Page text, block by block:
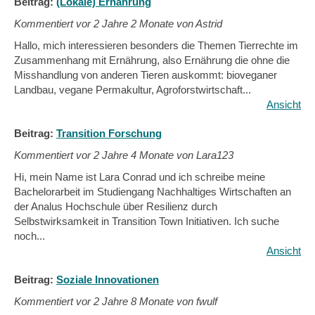
Kommentiert vor2 Jahre 2 Monate von Astrid
Hallo, mich interessieren besonders die Themen Tierrechte im
Zusammenhang mit Ernährung, also Ernährung die ohne die
Misshandlung von anderen Tieren auskommt: bioveganer
Landbau, vegane Permakultur, Agroforstwirtschaft...
Ansicht
Beitrag: Transition Forschung
Kommentiert vor2 Jahre 4 Monate von Lara123
Hi, mein Name ist Lara Conrad und ich schreibe meine
Bachelorarbeit im Studiengang Nachhaltiges Wirtschaften an
der Analus Hochschule über Resilienz durch
Selbstwirksamkeit in Transition Town Initiativen. Ich suche
noch...
Ansicht
Beitrag: Soziale Innovationen
Kommentiert vor2 Jahre 8 Monate von fwulf